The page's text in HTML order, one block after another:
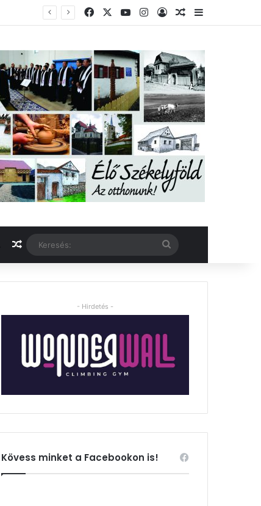
FacebookYouTubeInstagram
BelépésVéletlen cikk
Oldalsáv
Véletlen cikk Keresés:
- Hirdetés -
Kövess minket a Facebookon is!